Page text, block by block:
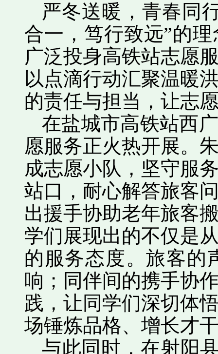
严冬送暖，青春同
合一，笃行致远”的
广泛投身高铁站志愿
以点滴行动汇聚温暖
的责任与担当，让志
在盐城市高铁站西
愿服务正火热开展。
成志愿小队，坚守服
站口，耐心解答旅客
出援手协助老年旅客
学们展现出的不仅是
的服务态度。旅客的
响；同伴间的携手协
践，让同学们深切体
场锤炼品格、增长才
与此同时，在射阳